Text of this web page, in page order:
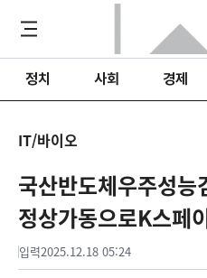
정치 사회 경제
IT/바이오
국산반도체우주성
정상가동으로K스페
입력2025.12.18 05:24